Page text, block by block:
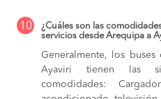
10
¿Cuáles son las
servicios desde Arequipa a
Generalmente, los
Ayaviri tienen las
comodidades: